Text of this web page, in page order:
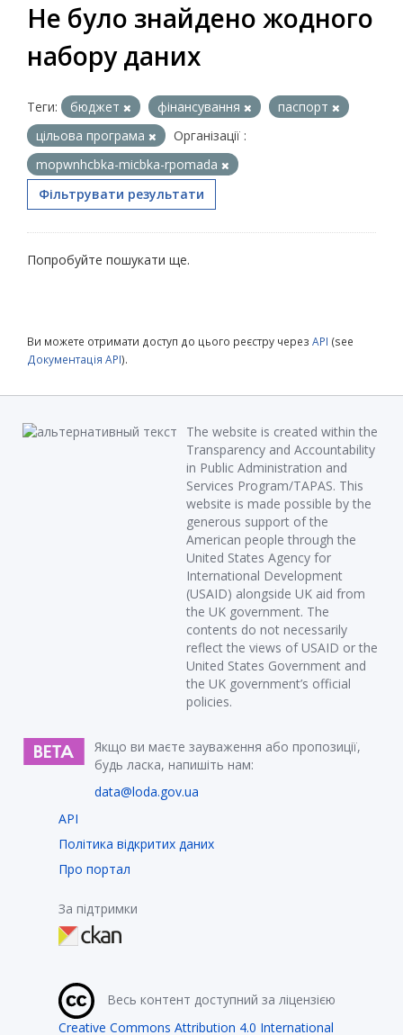
Не було знайдено жодного
набору даних
Теги: бюджет фінансування
паспорт
цільова програма
Організації :
mopwnhcbka-micbka-rpomada
Фільтрувати результати
Попробуйте пошукати ще.
Ви можете отримати доступ до цього реєстру через API (see
Документація API).
The website is created within the
Transparency and Accountability
in Public Administration and
Services Program/TAPAS. This
website is made possible by the
generous support of the
American people through the
United States Agency for
International Development
(USAID) alongside UK aid from
the UK government. The
contents do not necessarily
reflect the views of USAID or the
United States Government and
the UK government’s official
policies.
Якщо ви маєте зауваження або пропозиції,
будь ласка, напишіть нам:
data@loda.gov.ua
API
Політика відкритих даних
Про портал
За підтримки
Весь контент доступний за ліцензією
Creative Commons Attribution 4.0 International